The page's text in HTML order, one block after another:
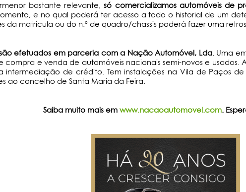
bastante relevante,só comercializamos automóveis de
e no qual poderá ter acesso a todo o historial de um
da matrícula ou do n.º de quadro/chassis poderá fazer uma
efetuados em parceria com a Nação Automóvel, Lda. Uma
compra e venda de automóveis nacionais semi-novos e
de crédito. Tem instalações na Vila de Paços
ao concelho de Santa Maria da Feira.
Saiba muito mais em www.nacaoautomovel.com.